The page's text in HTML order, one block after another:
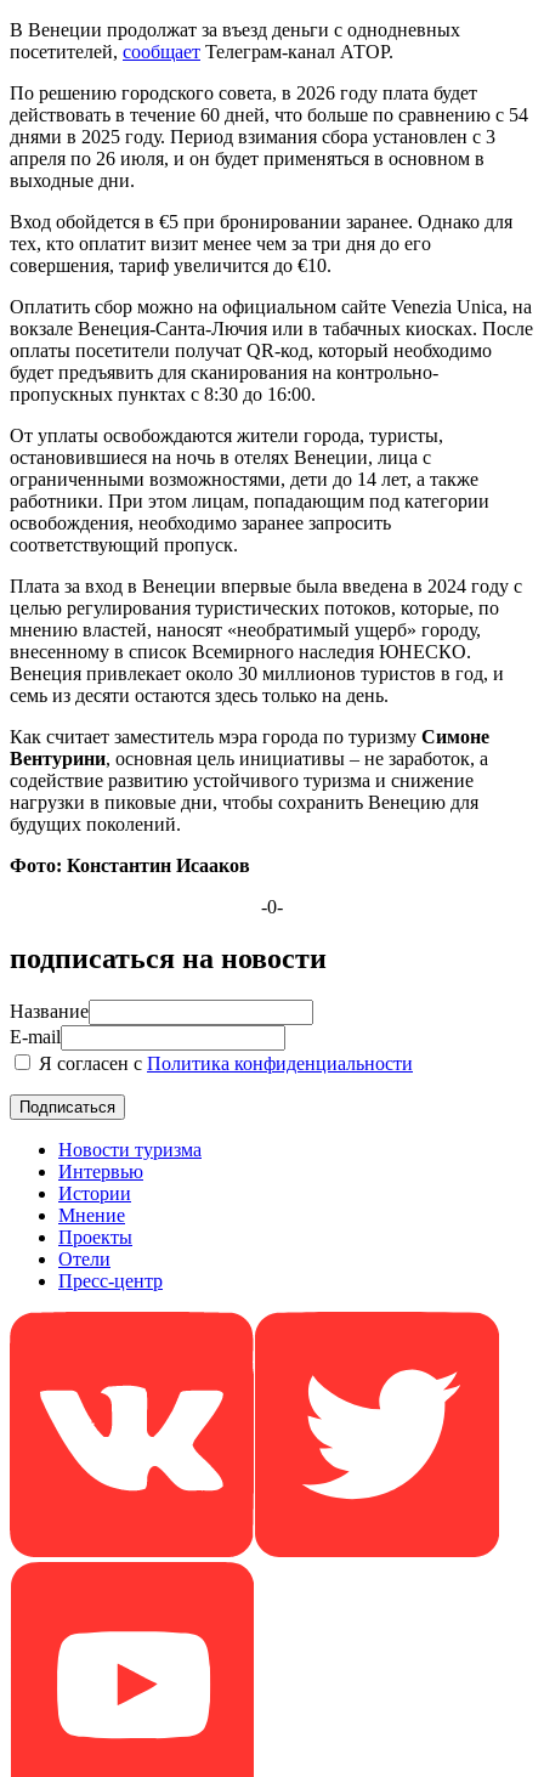
В Венеции продолжат за въезд деньги с однодневных
посетителей, сообщает Телеграм-канал АТОР.
По решению городского совета, в 2026 году плата будет
действовать в течение 60 дней, что больше по сравнению с 54
днями в 2025 году. Период взимания сбора установлен с 3
апреля по 26 июля, и он будет применяться в основном в
выходные дни.
Вход обойдется в €5 при бронировании заранее. Однако для
тех, кто оплатит визит менее чем за три дня до его
совершения, тариф увеличится до €10.
Оплатить сбор можно на официальном сайте Venezia Unica, на
вокзале Венеция-Санта-Лючия или в табачных киосках. После
оплаты посетители получат QR-код, который необходимо
будет предъявить для сканирования на контрольно-
пропускных пунктах с 8:30 до 16:00.
От уплаты освобождаются жители города, туристы,
остановившиеся на ночь в отелях Венеции, лица с
ограниченными возможностями, дети до 14 лет, а также
работники. При этом лицам, попадающим под категории
освобождения, необходимо заранее запросить
соответствующий пропуск.
Плата за вход в Венеции впервые была введена в 2024 году с
целью регулирования туристических потоков, которые, по
мнению властей, наносят «необратимый ущерб» городу,
внесенному в список Всемирного наследия ЮНЕСКО.
Венеция привлекает около 30 миллионов туристов в год, и
семь из десяти остаются здесь только на день.
Как считает заместитель мэра города по туризму Симоне
Вентурини, основная цель инициативы – не заработок, а
содействие развитию устойчивого туризма и снижение
нагрузки в пиковые дни, чтобы сохранить Венецию для
будущих поколений.
Фото: Константин Исааков
-0-
подписаться на новости
Название
E-mail
Я согласен с Политика конфиденциальности
Новости туризма
Интервью
Истории
Мнение
Проекты
Отели
Пресс-центр